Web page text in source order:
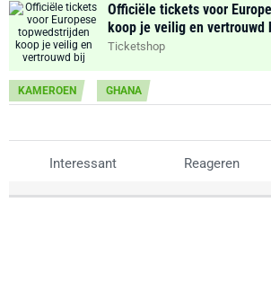
Officiële tickets voor
koop je veilig en vertrouwd
Ticketshop
KAMEROEN GHANA
Interessant Reageren